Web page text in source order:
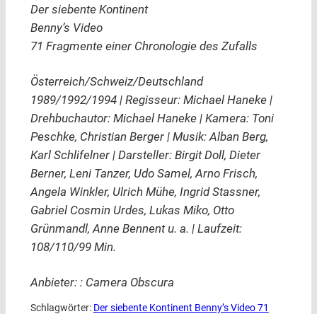
Der siebente Kontinent
Benny’s Video
71 Fragmente einer Chronologie des Zufalls
Österreich/Schweiz/Deutschland
1989/1992/1994 | Regisseur: Michael Haneke |
Drehbuchautor: Michael Haneke | Kamera: Toni
Peschke, Christian Berger | Musik: Alban Berg,
Karl Schlifelner | Darsteller: Birgit Doll, Dieter
Berner, Leni Tanzer, Udo Samel, Arno Frisch,
Angela Winkler, Ulrich Mühe, Ingrid Stassner,
Gabriel Cosmin Urdes, Lukas Miko, Otto
Grünmandl, Anne Bennent u. a. | Laufzeit:
108/110/99 Min.
Anbieter: : Camera Obscura
Schlagwörter: Der siebente Kontinent Benny’s Video 71